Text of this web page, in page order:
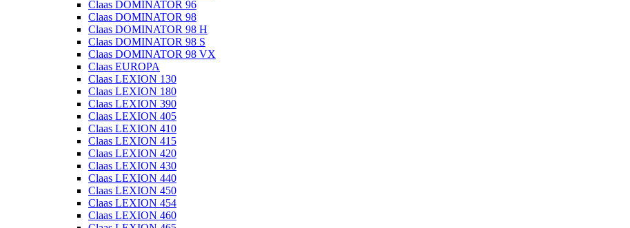
Claas DOMINATOR 96
Claas DOMINATOR 98
Claas DOMINATOR 98 H
Claas DOMINATOR 98 S
Claas DOMINATOR 98 VX
Claas EUROPA
Claas LEXION 130
Claas LEXION 180
Claas LEXION 390
Claas LEXION 405
Claas LEXION 410
Claas LEXION 415
Claas LEXION 420
Claas LEXION 430
Claas LEXION 440
Claas LEXION 450
Claas LEXION 454
Claas LEXION 460